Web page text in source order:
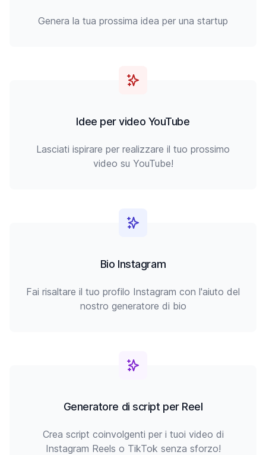
Genera la tua prossima idea per una startup
Idee per video YouTube
Lasciati ispirare per realizzare il tuo prossimo
video su YouTube!
Bio Instagram
Fai risaltare il tuo profilo Instagram con l'aiuto del
nostro generatore di bio
Generatore di script per Reel
Crea script coinvolgenti per i tuoi video di
Instagram Reels o TikTok senza sforzo!